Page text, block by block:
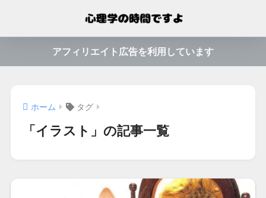
アフィリエイト広告を利用しています
ホーム タグ
「イラスト」の記事一覧